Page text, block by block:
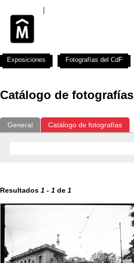
Catálogo de fotografías
General Catálogo de fotografías
Resultados 1 - 1 de 1
Exposiciones Fotografías del CdF